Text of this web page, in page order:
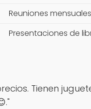
Reuniones
Presentaciones de
Tienen